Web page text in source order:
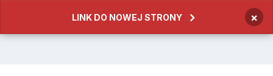
LINK DO NOWEJ STRONY ×